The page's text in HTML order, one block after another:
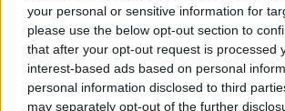
your personal or sensitive information for
please use the below opt-out section to
that after your opt-out request is processed
interest-based ads based on personal
personal information disclosed to third
may separately opt-out of the further
Ranking europejskich wywiadów.
pierwszej dziesiątce